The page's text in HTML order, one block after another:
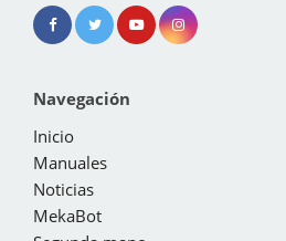
Navegación
Inicio
Manuales
Noticias
MekaBot